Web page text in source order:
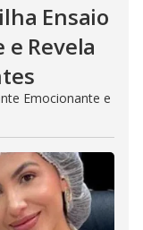
Ensaio
Revela
Emocionante e